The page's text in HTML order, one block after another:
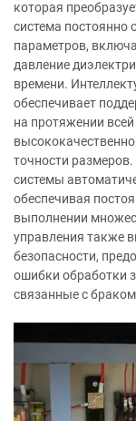
которая
система постоянно
параметров,
давление
времени.
обеспечивает
на протяжении
точности
системы
обеспечивая
выполнении
управления также
безопасности,
ошибки обработки
связанные с